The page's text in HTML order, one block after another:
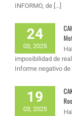
INFORMO, de [...]
24
03, 2025
imposibilidad de
Informe negativo de
19
03, 2025